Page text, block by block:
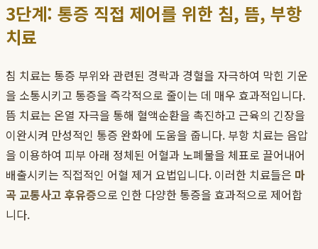
3단계: 통증 직접 제어를 위한 침, 뜸, 부항
치료
침 치료는 통증 부위와 관련된 경락과 경혈을 자극하여 막힌 기운
을 소통시키고 통증을 즉각적으로 줄이는 데 매우 효과적입니다.
뜸 치료는 온열 자극을 통해 혈액순환을 촉진하고 근육의 긴장을
이완시켜 만성적인 통증 완화에 도움을 줍니다. 부항 치료는 음압
을 이용하여 피부 아래 정체된 어혈과 노폐물을 체표로 끌어내어
배출시키는 직접적인 어혈 제거 요법입니다. 이러한 치료들은 마
곡 교통사고 후유증으로 인한 다양한 통증을 효과적으로 제어합
니다.